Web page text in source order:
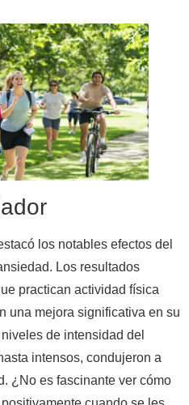
los notables efectos del
Los resultados
practican actividad física
una mejora significativa en su
de intensidad del
intensos, condujeron a
¿No es fascinante ver cómo